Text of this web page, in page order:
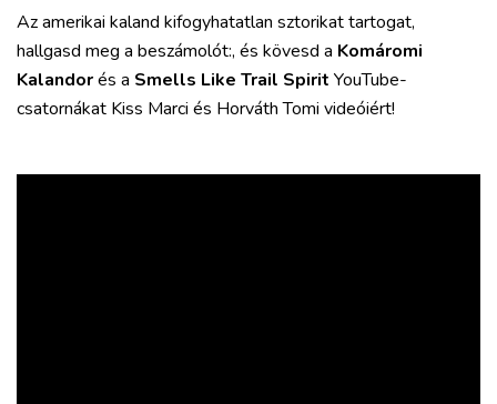
Az amerikai kaland kifogyhatatlan sztorikat tartogat,
hallgasd meg a beszámolót:, és kövesd a Komáromi
Kalandorés a Smells Like Trail Spirit YouTube-
csatornákat Kiss Marci és Horváth Tomi videóiért!